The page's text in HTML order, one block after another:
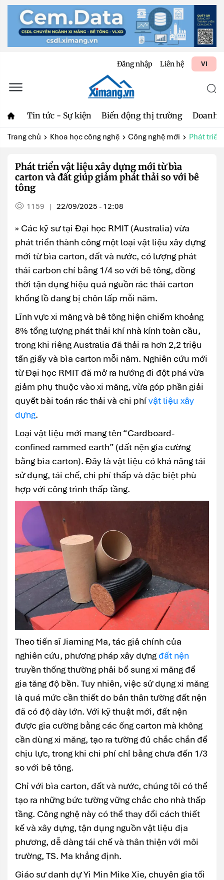
Đăng nhập Liên hệ VI
Tin tức - Sự kiện Biến động thị trường Doanh
Trang chủ Khoa học công nghệ Công nghệ mới Phát
Phát triển vật liệu xây dựng mới từ bìa
carton và đất giúp giảm phát thải so với bê
tông
1159 | 22/09/2025 - 12:08
» Các kỹ sư tại Đại học RMIT (Australia) vừa
phát triển thành công một loại vật liệu xây dựng
mới từ bìa carton, đất và nước, có lượng phát
thải carbon chỉ bằng 1/4 so với bê tông, đồng
thời tận dụng hiệu quả nguồn rác thải carton
khổng lồ đang bị chôn lấp mỗi năm.
Lĩnh vực xi măng và bê tông hiện chiếm khoảng
8% tổng lượng phát thải khí nhà kính toàn cầu,
trong khi riêng Australia đã thải ra hơn 2,2 triệu
tấn giấy và bìa carton mỗi năm. Nghiên cứu mới
từ Đại học RMIT đã mở ra hướng đi đột phá vừa
giảm phụ thuộc vào xi măng, vừa góp phần giải
quyết bài toán rác thải và chi phívật liệu xây
dựng.
Loại vật liệu mới mang tên “Cardboard-
confined rammed earth” (đất nện gia cường
bằng bìa carton). Đây là vật liệu có khả năng tái
sử dụng, tái chế, chi phí thấp và đặc biệt phù
hợp với công trình thấp tầng.
Theo tiến sĩ Jiaming Ma, tác giả chính của
nghiên cứu, phương pháp xây dựng đất nện
truyền thống thường phải bổ sung xi măng để
gia tăng độ bền. Tuy nhiên, việc sử dụng xi măng
là quá mức cần thiết do bản thân tường đất nện
đã có độ dày lớn. Với kỹ thuật mới, đất nện
được gia cường bằng các ống carton mà không
cần dùng xi măng, tạo ra tường đủ chắc chắn để
chịu lực, trong khi chi phí chỉ bằng chưa đến 1/3
so với bê tông.
Chỉ với bìa carton, đất và nước, chúng tôi có thể
tạo ra những bức tường vững chắc cho nhà thấp
tầng. Công nghệ này có thể thay đổi cách thiết
kế và xây dựng, tận dụng nguồn vật liệu địa
phương, dễ dàng tái chế và thân thiện với môi
trường, TS. Ma khẳng định.
Giáo sư danh dự Yi Min Mike Xie, chuyên gia tối